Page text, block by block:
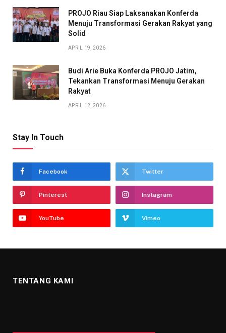
PROJO Riau Siap Laksanakan Konferda
Menuju Transformasi Gerakan Rakyat yang
Solid
APRIL 19, 2026
Budi Arie Buka Konferda PROJO Jatim,
Tekankan Transformasi Menuju Gerakan
Rakyat
APRIL 12, 2026
Stay In Touch
Facebook Twitter
Pinterest Instagram
YouTube Vimeo
TENTANG KAMI